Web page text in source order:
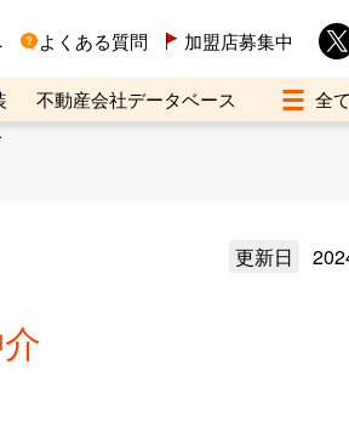
よくある質問 加盟店募集中
不動産会社データベース
更新日